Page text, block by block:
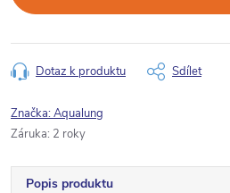
Dotaz k produktu Sdílet
Značka:Aqualung
Záruka: 2 roky
Popis produktu